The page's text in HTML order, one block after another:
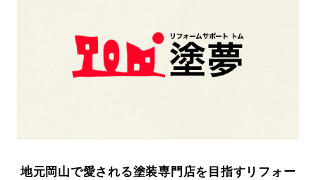
地元岡山で愛される塗装専門店を目指すリフォー